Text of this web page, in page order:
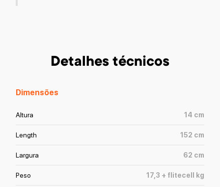
Detalhes técnicos
Dimensões
Altura 14 cm
Length 152 cm
Largura 62 cm
Peso 17,3 + flitecell kg